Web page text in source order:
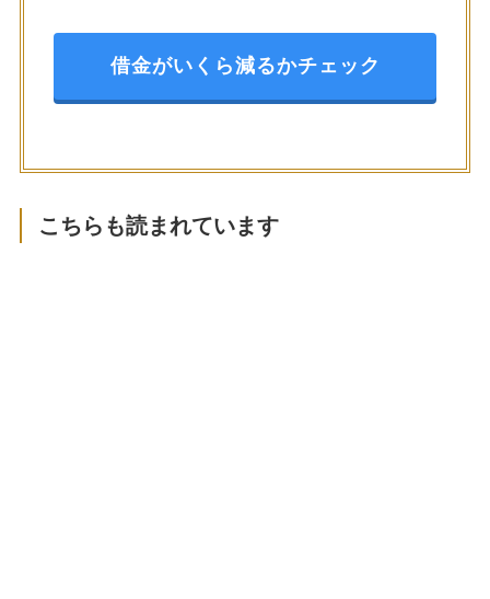
借金がいくら減るかチェック
こちらも読まれています